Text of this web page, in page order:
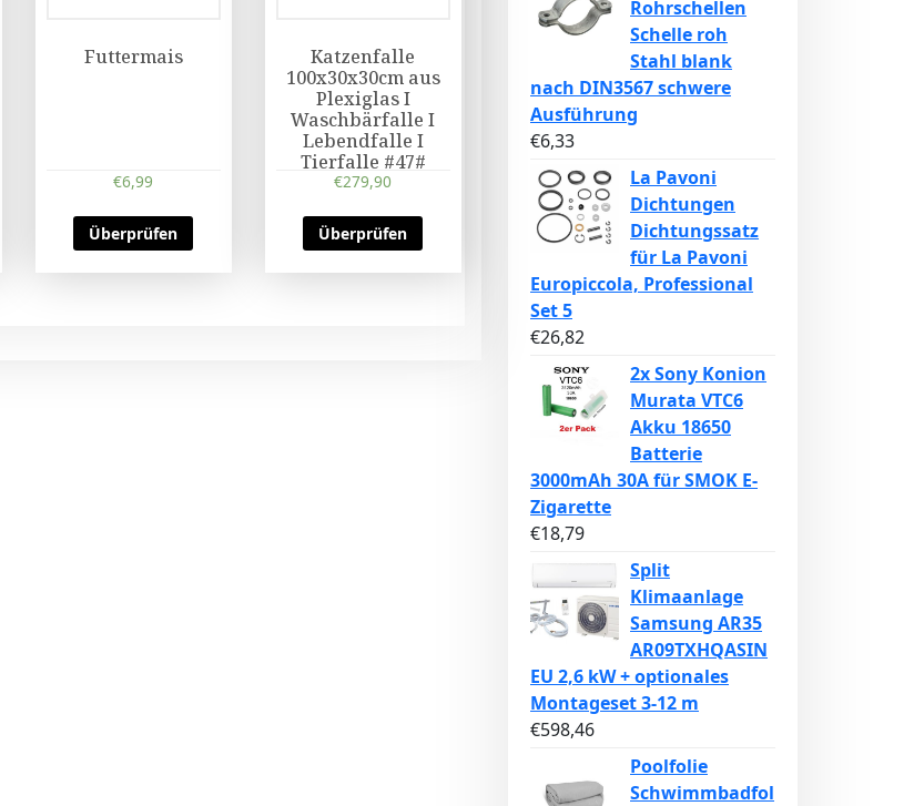
Futtermais
€6,99
Überprüfen
Katzenfalle
100x30x30cm aus
Plexiglas I
Waschbärfalle I
Lebendfalle I
Tierfalle #47#
€279,90
Überprüfen
Rohrschellen
Schelle roh
Stahl blank
nach DIN3567 schwere
Ausführung
€6,33
La Pavoni
Dichtungen
Dichtungssatz
für La Pavoni
Europiccola, Professional
Set 5
€26,82
2x Sony Konion
Murata VTC6
Akku 18650
Batterie
3000mAh 30A für SMOK E-
Zigarette
€18,79
Split
Klimaanlage
Samsung AR35
AR09TXHQASIN
EU 2,6 kW + optionales
Montageset 3-12 m
€598,46
Poolfolie
Schwimmbadfol